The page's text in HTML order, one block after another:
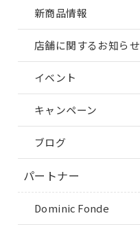
新商品情報
店舗に関するお知らせ
イベント
キャンペーン
ブログ
パートナー
Dominic Fonde